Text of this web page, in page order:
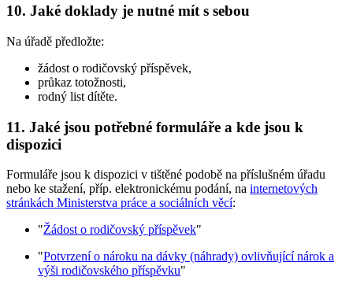
10. Jaké doklady je nutné mít s sebou
Na úřadě předložte:
žádost o rodičovský příspěvek,
průkaz totožnosti,
rodný list dítěte.
11. Jaké jsou potřebné formuláře a kde jsou k
dispozici
Formuláře jsou k dispozici v tištěné podobě na příslušném úřadu
nebo ke stažení, příp. elektronickému podání, na internetových
stránkách Ministerstva práce a sociálních věcí:
"Žádost o rodičovský příspěvek"
"Potvrzení o nároku na dávky (náhrady) ovlivňující nárok a
výši rodičovského příspěvku"